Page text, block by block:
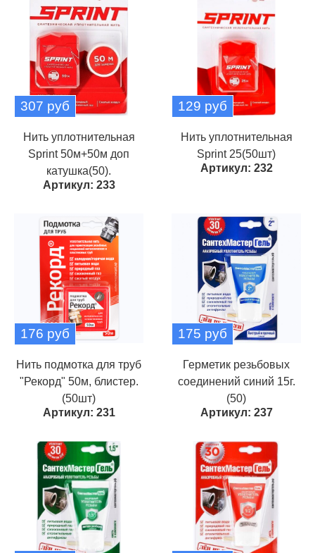
307 руб
Нить уплотнительная
Sprint 50м+50м доп
катушка(50).
Артикул: 233
129 руб
Нить уплотнительная
Sprint 25(50шт)
Артикул: 232
176 руб
Нить подмотка для труб
"Рекорд" 50м, блистер.
(50шт)
Артикул: 231
175 руб
Герметик резьбовых
соединений синий 15г.
(50)
Артикул: 237